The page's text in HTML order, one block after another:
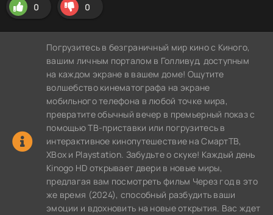
0 0
Погрузитесь в безграничный мир кино с Киного,
вашим личным порталом в Голливуд, доступным
на каждом экране в вашем доме! Ощутите
волшебство кинематографа на экране
мобильного телефона в любой точке мира,
превратите обычный вечер в премьерный показ с
помощью ТВ-приставки или погрузитесь в
интерактивное кинопутешествие на СмартТВ,
XBox и Playstation. Забудьте о скуке! Каждый день
Kinogo HD открывает двери в новые миры,
предлагая вам посмотреть фильм Через год в это
же время (2024), способный разбудить ваши
эмоции и вдохновить на новые открытия. Вас ждет